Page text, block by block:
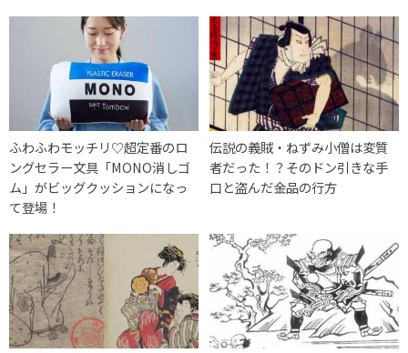
ふわふわモッチリ♡超定番のロ
ングセラー文具「MONO消しゴ
ム」がビッグクッションになっ
て登場！
伝説の義賊・ねずみ小僧は変質
者だった！？そのドン引きな手
口と盗んだ金品の行方